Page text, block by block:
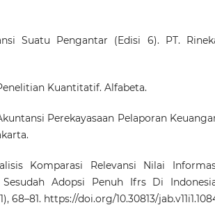
Suatu Pengantar (Edisi 6). PT.
Kuantitatif. Alfabeta.
Perekayasaan Pelaporan
Komparasi Relevansi Nilai
Adopsi Penuh Ifrs Di
68–81. https://doi.org/10.30813/